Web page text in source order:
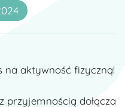
na aktywność fizyczną!
przyjemnością dołącza